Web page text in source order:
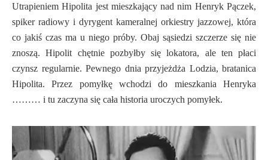
Utrapieniem Hipolita jest mieszkający nad nim Henryk Pączek,
spiker radiowy i dyrygent kameralnej orkiestry jazzowej, która
co jakiś czas ma u niego próby. Obaj sąsiedzi szczerze się nie
znoszą. Hipolit chętnie pozbyłby się lokatora, ale ten płaci
czynsz regularnie. Pewnego dnia przyjeżdża Lodzia, bratanica
Hipolita. Przez pomyłkę wchodzi do mieszkania Henryka
……… i tu zaczyna się cała historia uroczych pomyłek.